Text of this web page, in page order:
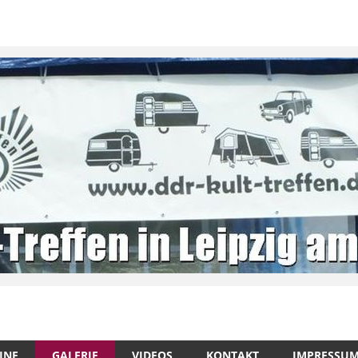
GALERIE VIDEOS KONTAKT